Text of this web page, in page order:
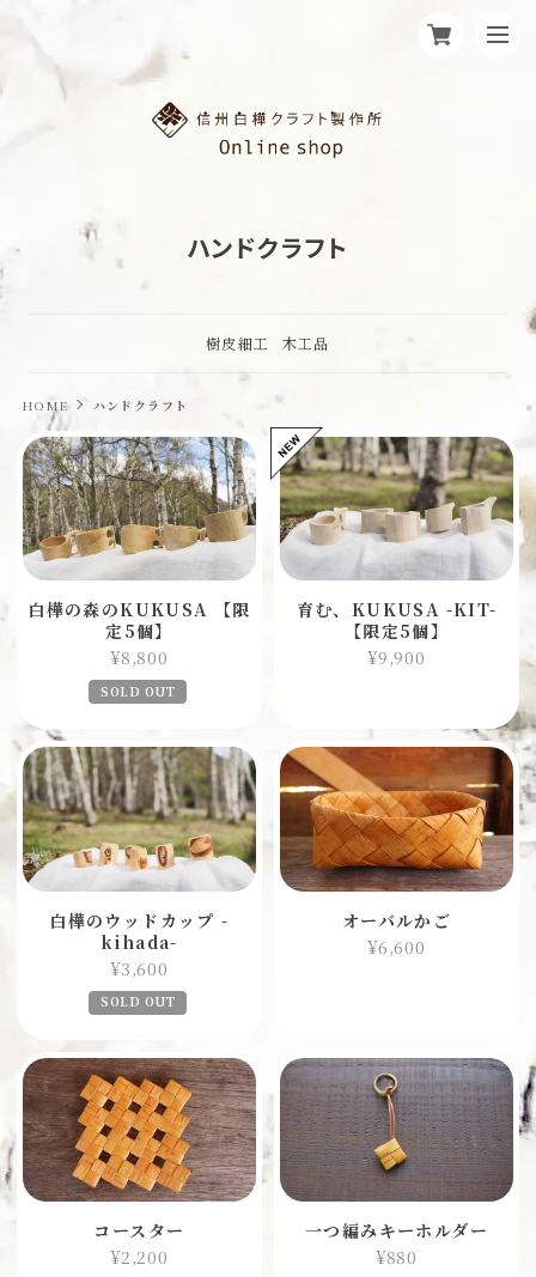
ハンドクラフト
樹皮細工 木工品
HOME ハンドクラフト
白樺の森のKUKUSA 【限
定5個】
¥8,800
SOLD OUT
育む、KUKUSA -KIT-
【限定5個】
¥9,900
白樺のウッドカップ -
kihada-
¥3,600
SOLD OUT
オーバルかご
¥6,600
コースター
¥2,200
一つ編みキーホルダー
¥880